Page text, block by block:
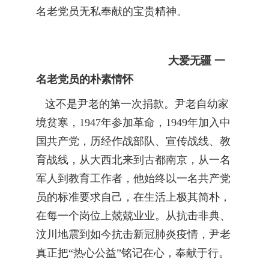
名老党员无私奉献的宝贵精神。
大爱无疆 一
名老党员的朴素情怀
这不是尹老的第一次捐款。尹老自幼家
境贫寒，1947年参加革命，1949年加入中
国共产党，历经作战部队、宣传战线、教
育战线，从大西北来到古都南京，从一名
军人到教育工作者，他始终以一名共产党
员的标准要求自己，在生活上极其简朴，
在每一个岗位上兢兢业业。从抗击非典、
汶川地震到如今抗击新冠肺炎疫情，尹老
真正把“热心公益”铭记在心，奉献于行。